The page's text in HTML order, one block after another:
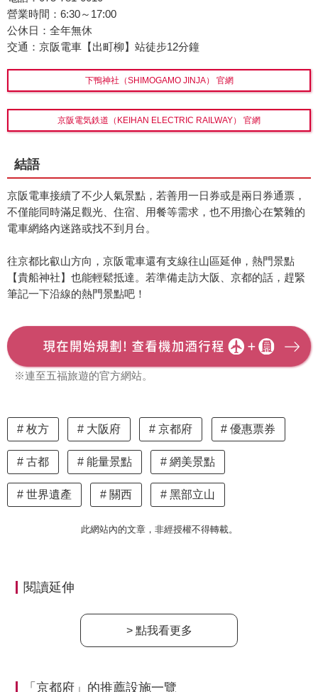
營業時間：6:30～17:00
公休日：全年無休
交通：京阪電車【出町柳】站徒步12分鐘
下鴨神社（SHIMOGAMO JINJA） 官網
京阪電気鉄道（KEIHAN ELECTRIC RAILWAY） 官網
結語
京阪電車接續了不少人氣景點，若善用一日券或是兩日券通票，
不僅能同時滿足觀光、住宿、用餐等需求，也不用擔心在繁雜的
電車網絡內迷路或找不到月台。
往京都比叡山方向，京阪電車還有支線往山區延伸，熱門景點
【貴船神社】也能輕鬆抵達。若準備走訪大阪、京都的話，趕緊
筆記一下沿線的熱門景點吧！
※連至五福旅遊的官方網站。
枚方 大阪府 京都府 優惠票券
古都 能量景點 網美景點
世界遺產 關西 黑部立山
此網站內的文章，非經授權不得轉載。
閱讀延伸
> 點我看更多
「京都府」的推薦設施一覽